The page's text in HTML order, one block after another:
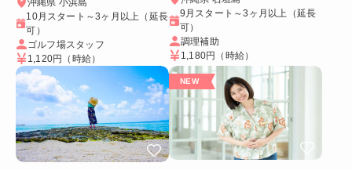
10月スタート～3ヶ月以上（延長
可）
ゴルフ場スタッフ
1,120円 （時給）
9月スタート～3ヶ月以上（延長
可）
調理補助
1,180円 （時給）